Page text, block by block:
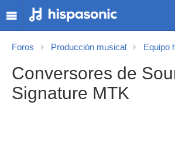
Foros Producción musical Equipo
Conversores de
Signature MTK